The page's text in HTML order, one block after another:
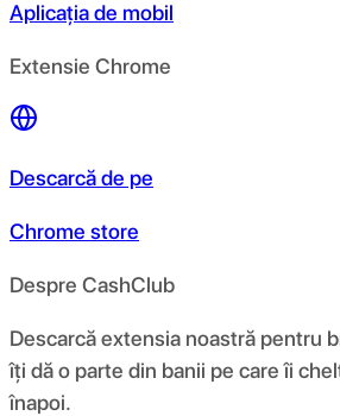
Aplicația de mobil
Extensie Chrome
Descarcă de pe
Chrome store
Despre CashClub
Descarcă extensia noastră pentru
îți dă o parte din banii pe care îi
înapoi.